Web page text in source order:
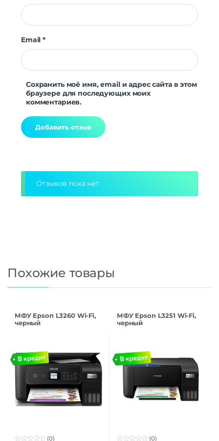
Email*
Сохранить моё имя, email и адрес сайта в этом
браузере для последующих моих
комментариев.
Отзывов пока нет
Похожие товары
МФУ Epson L3260 Wi-Fi,
черный
(0)
МФУ Epson L3251 Wi-Fi,
черный
(0)